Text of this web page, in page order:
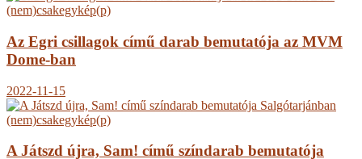
(nem)csakegykép(p)
Az Egri csillagok című darab bemutatója az MVM
Dome-ban
2022-11-15
(nem)csakegykép(p)
A Játszd újra, Sam! című színdarab bemutatója